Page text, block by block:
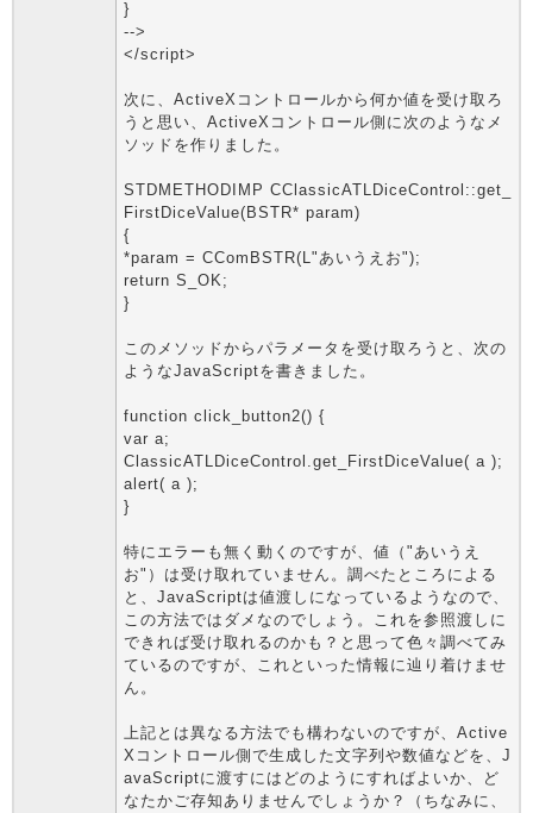
}
-->
</script>
次に、ActiveXコントロールから何か値を受け取ろ
うと思い、ActiveXコントロール側に次のようなメ
ソッドを作りました。
STDMETHODIMP CClassicATLDiceControl::get_
FirstDiceValue(BSTR* param)
{
*param = CComBSTR(L"あいうえお");
return S_OK;
}
このメソッドからパラメータを受け取ろうと、次の
ようなJavaScriptを書きました。
function click_button2() {
var a;
ClassicATLDiceControl.get_FirstDiceValue( a );
alert( a );
}
特にエラーも無く動くのですが、値（"あいうえ
お"）は受け取れていません。調べたところによる
と、JavaScriptは値渡しになっているようなので、
この方法ではダメなのでしょう。これを参照渡しに
できれば受け取れるのかも？と思って色々調べてみ
ているのですが、これといった情報に辿り着けませ
ん。
上記とは異なる方法でも構わないのですが、Active
Xコントロール側で生成した文字列や数値などを、J
avaScriptに渡すにはどのようにすればよいか、ど
なたかご存知ありませんでしょうか？（ちなみに、